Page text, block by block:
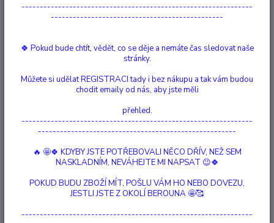
negativními vlivy a zlem, což je důležité při očistných rituálech. Pomáhá
Nejsme plátci DPH
Číslo produktu:
73008
200 g
Kompletní specifikace
---------------------------------------------------------------
-----------------------------------------------
🍀 Pokud bude chtít, vědět, co se děje a nemáte čas sledovat naše
stránky.
Můžete si udělat REGISTRACI tady i bez nákupu a tak vám budou
chodit emaily od nás, aby jste měli
přehled.
---------------------------------------------------------------
------------------------------------------------------
🔥 🤩🍀 KDYBY JSTE POTŘEBOVALI NĚCO DŘÍV, NEŽ SEM
NASKLADNÍM, NEVÁHEJTE MI NAPSAT 😉🍀
POKUD BUDU ZBOŽÍ MÍT, POŠLU VÁM HO NEBO DOVEZU,
JESTLI JSTE Z OKOLÍ BEROUNA 🤩🥰
---------------------------------------------------------------